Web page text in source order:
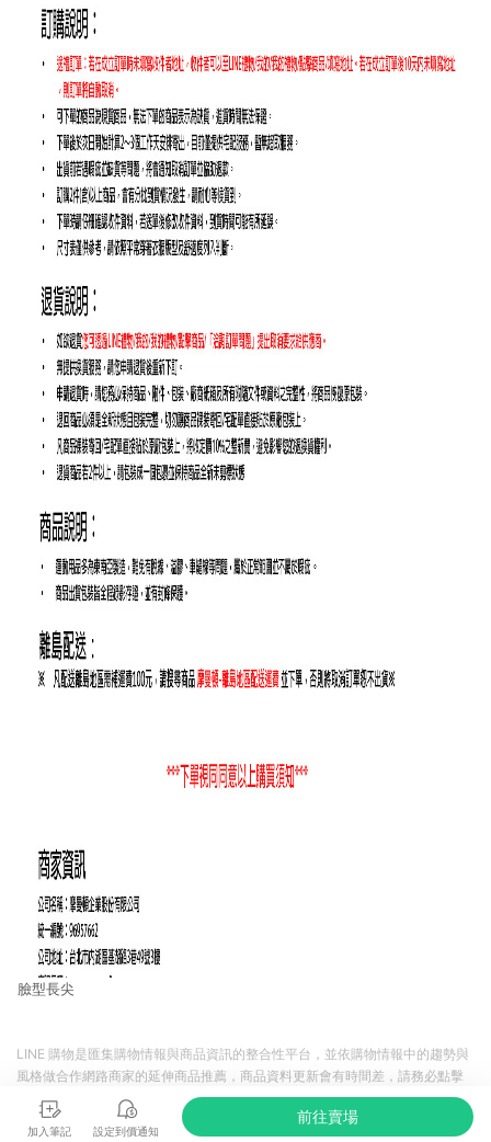
臉型長尖
加入筆記 設定到價通知
前往賣場
LINE 購物是匯集購物情報與商品資訊的整合性平台，並依購物情報中的趨勢與
風格做合作網路商家的延伸商品推薦，商品資料更新會有時間差，請務必點擊
商品至各合作網路商家，確認現售價與購物條件，一切資訊以合作廠商網頁為
準。